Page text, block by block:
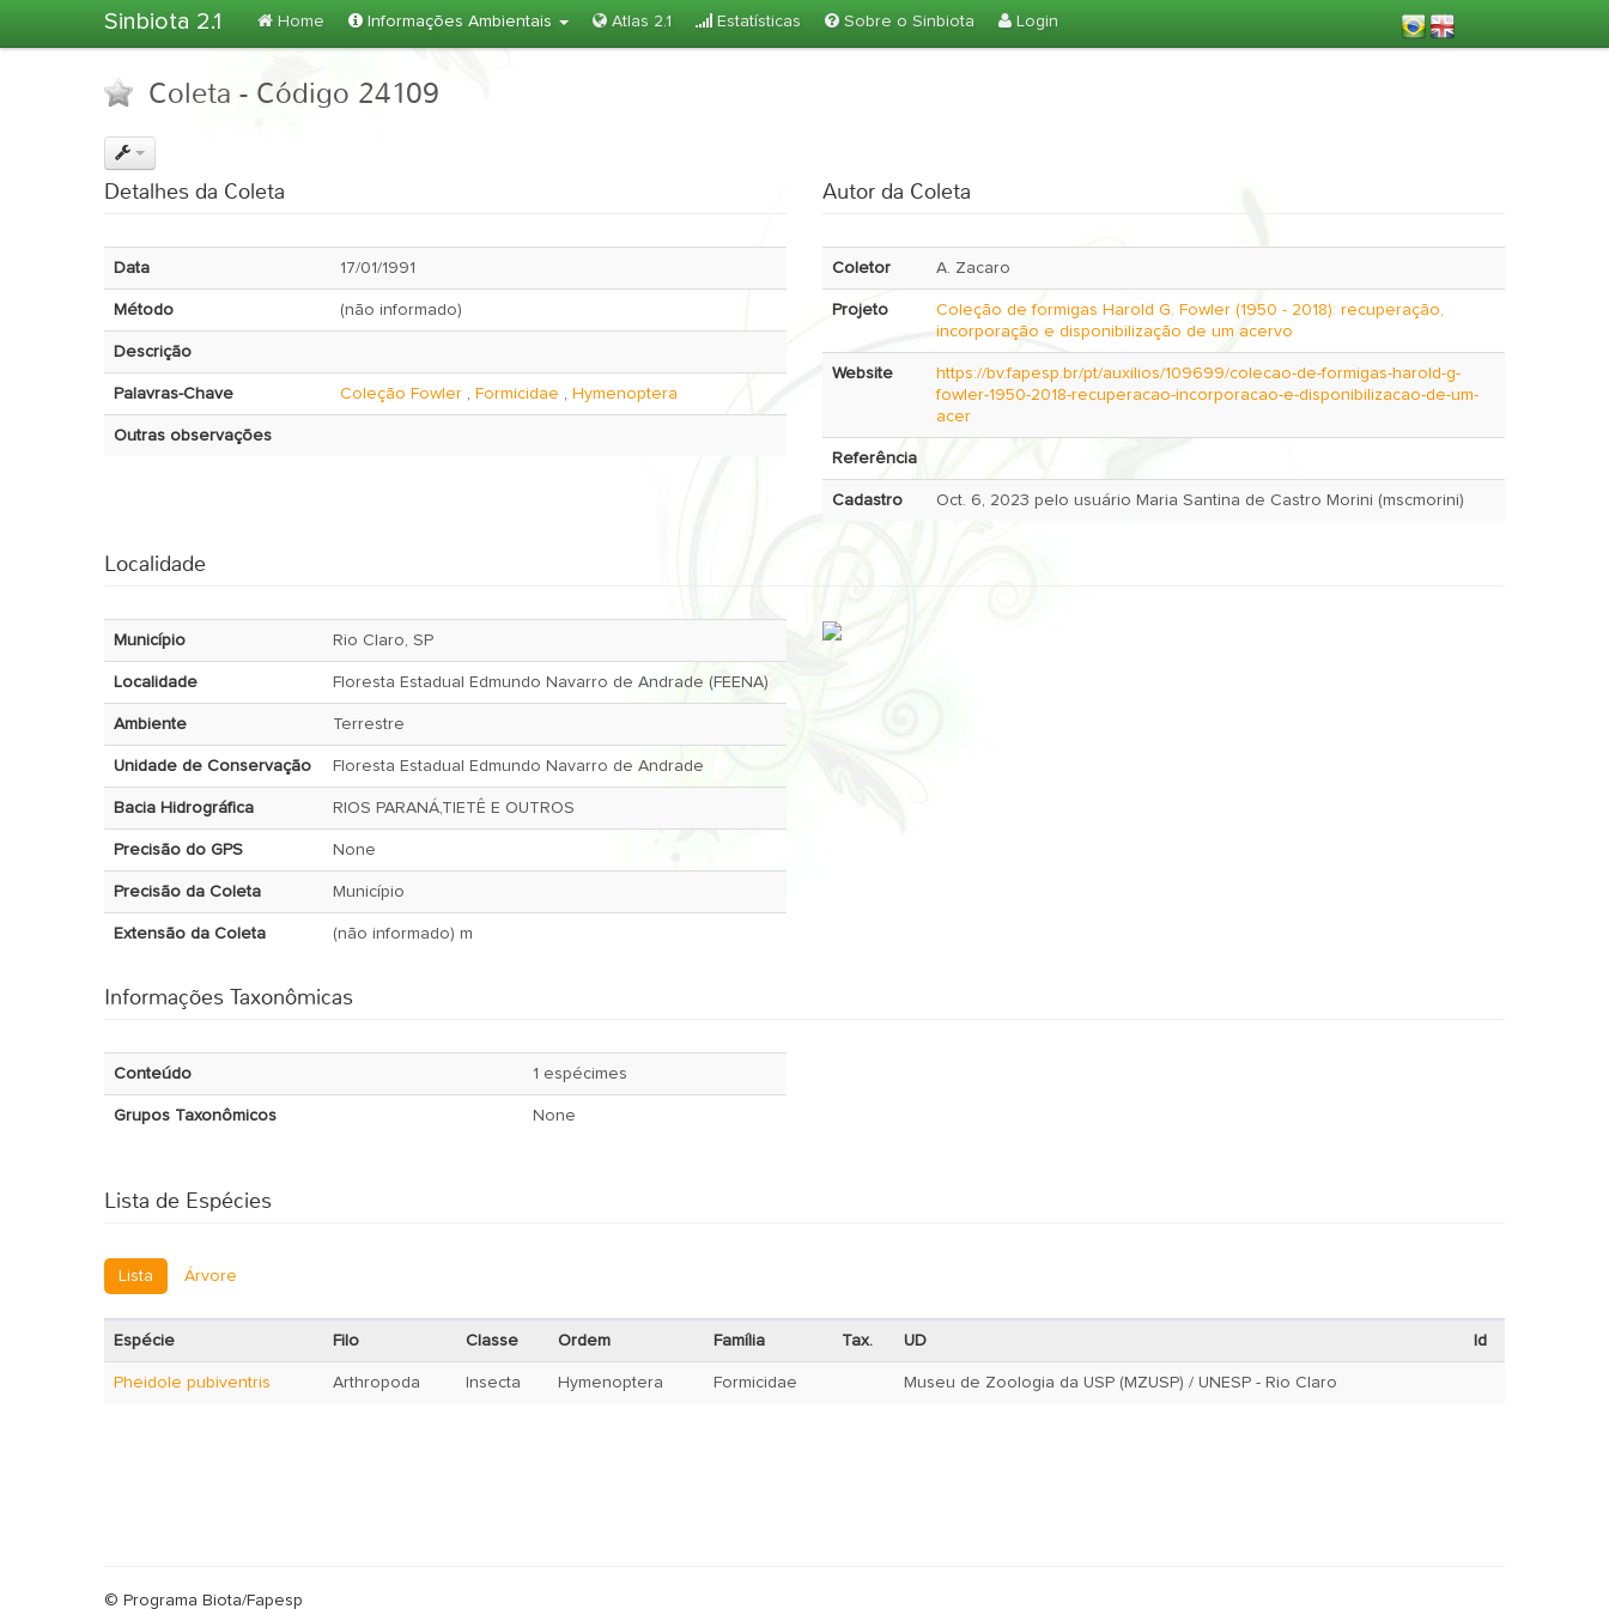
Sinbiota 2.1 Home Informações Ambientais Atlas 2.1 Estatísticas Sobre o Sinbiota Login
Coleta - Código 24109
Detalhes da Coleta
Data 17/01/1991
Método (não informado)
Descrição
Palavras-Chave Coleção Fowler , Formicidae , Hymenoptera
Outras observações
Autor da Coleta
Coletor A. Zacaro
Projeto
Coleção de formigas Harold G. Fowler (1950 - 2018): recuperação,
incorporação e disponibilização de um acervo
Website
https://bv.fapesp.br/pt/auxilios/109699/colecao-de-formigas-harold-g-
fowler-1950-2018-recuperacao-incorporacao-e-disponibilizacao-de-um-
acer
Referência
Cadastro Oct. 6, 2023 pelo usuário Maria Santina de Castro Morini (mscmorini)
Localidade
Município Rio Claro, SP
Localidade Floresta Estadual Edmundo Navarro de Andrade (FEENA)
Ambiente Terrestre
Unidade de Conservação Floresta Estadual Edmundo Navarro de Andrade
Bacia Hidrográfica RIOS PARANÁ,TIETÊ E OUTROS
Precisão do GPS None
Precisão da Coleta Município
Extensão da Coleta (não informado) m
Informações Taxonômicas
Conteúdo 1 espécimes
Grupos Taxonômicos None
Lista de Espécies
Lista Árvore
Espécie Filo Classe Ordem Família Tax. UD Id
Pheidole pubiventris Arthropoda Insecta Hymenoptera Formicidae Museu de Zoologia da USP (MZUSP) / UNESP - Rio Claro
© Programa Biota/Fapesp